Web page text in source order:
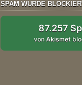
SPAM WURDE
87.257
vonAkismet